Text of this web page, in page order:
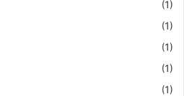
(1)
(1)
(1)
(1)
(1)